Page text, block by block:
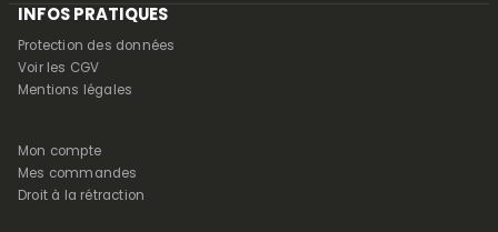
INFOS PRATIQUES
Protection des données
Voir les CGV
Mentions légales
Mon compte
Mes commandes
Droit à la rétraction